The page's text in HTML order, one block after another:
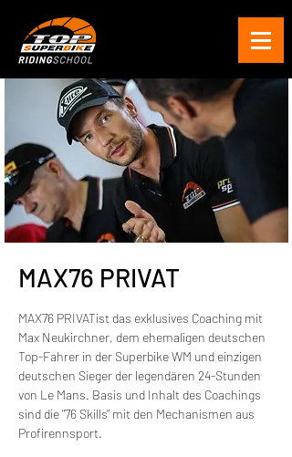
MAX76 PRIVAT
MAX76 PRIVATist das exklusives Coaching mit
Max Neukirchner, dem ehemaligen deutschen
Top-Fahrer in der Superbike WM und einzigen
deutschen Sieger der legendären 24-Stunden
von Le Mans. Basis und Inhalt des Coachings
sind die "76 Skills" mit den Mechanismen aus
Profirennsport.